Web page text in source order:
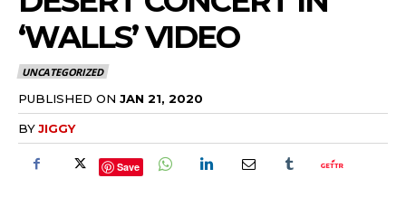
‘WALLS’ VIDEO
UNCATEGORIZED
PUBLISHED ON JAN 21, 2020
BYJIGGY
Save